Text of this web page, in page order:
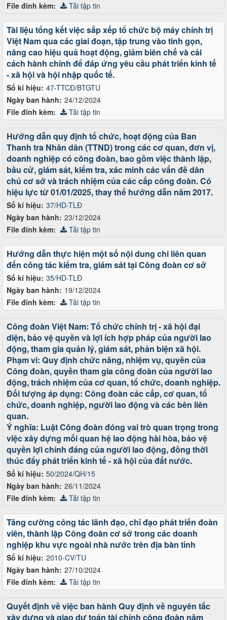
File đính kèm: Tải tập tin
Số kí hiệu: 47-TTCĐ/BTGTU
Ngày ban hành: 24/12/2024
Tài liệu tổng kết việc sắp xếp tổ chức bộ máy chính trị
Việt Nam qua các giai đoạn, tập trung vào tinh gọn,
nâng cao hiệu quả hoạt động, giảm biên chế và cải
cách hành chính để đáp ứng yêu cầu phát triển kinh tế
- xã hội và hội nhập quốc tế.
File đính kèm: Tải tập tin
Số kí hiệu: 37/HD-TLĐ
Ngày ban hành: 23/12/2024
Hướng dẫn quy định tổ chức, hoạt động của Ban
Thanh tra Nhân dân (TTND) trong các cơ quan, đơn vị,
doanh nghiệp có công đoàn, bao gồm việc thành lập,
bầu cử, giám sát, kiểm tra, xác minh các vấn đề dân
chủ cơ sở và trách nhiệm của các cấp công đoàn. Có
hiệu lực từ 01/01/2025, thay thế hướng dẫn năm 2017.
File đính kèm: Tải tập tin
Số kí hiệu: 35/HD-TLĐ
Ngày ban hành: 19/12/2024
Hướng dẫn thực hiện một số nội dung chi liên quan
đến công tác kiểm tra, giám sát tại Công đoàn cơ sở
File đính kèm: Tải tập tin
Số kí hiệu: 50/2024/QH/15
Ngày ban hành: 26/11/2024
Công đoàn Việt Nam: Tổ chức chính trị - xã hội đại
diện, bảo vệ quyền và lợi ích hợp pháp của người lao
động, tham gia quản lý, giám sát, phản biện xã hội.
Phạm vi: Quy định chức năng, nhiệm vụ, quyền của
Công đoàn, quyền tham gia công đoàn của người lao
động, trách nhiệm của cơ quan, tổ chức, doanh nghiệp.
Đối tượng áp dụng: Công đoàn các cấp, cơ quan, tổ
chức, doanh nghiệp, người lao động và các bên liên
quan.
Ý nghĩa: Luật Công đoàn đóng vai trò quan trọng trong
việc xây dựng mối quan hệ lao động hài hòa, bảo vệ
quyền lợi chính đáng của người lao động, đồng thời
thúc đẩy phát triển kinh tế - xã hội của đất nước.
File đính kèm: Tải tập tin
Số kí hiệu: 2010-CV/TU
Ngày ban hành: 27/10/2024
Tăng cường công tác lãnh đạo, chỉ đạo phát triển đoàn
viên, thành lập Công đoàn cơ sở trong các doanh
nghiệp khu vực ngoài nhà nước trên địa bàn tỉnh
File đính kèm: Tải tập tin
Quyết định về việc ban hành Quy định về nguyên tắc
xây dựng và giao dự toán tài chính công đoàn năm